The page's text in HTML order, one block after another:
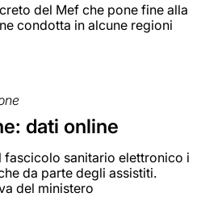
del Mef che pone fine alla
condotta in alcune regioni
dati online
fascicolo sanitario elettronico i
da parte degli assistiti.
del ministero